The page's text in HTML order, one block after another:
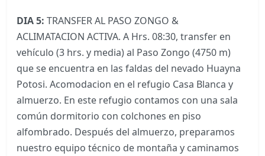
DIA 5: TRANSFER AL PASO ZONGO &
ACLIMATACION ACTIVA. A Hrs. 08:30, transfer en
vehículo (3 hrs. y media) al Paso Zongo (4750 m)
que se encuentra en las faldas del nevado Huayna
Potosi. Acomodacion en el refugio Casa Blanca y
almuerzo. En este refugio contamos con una sala
común dormitorio con colchones en piso
alfombrado. Después del almuerzo, preparamos
nuestro equipo técnico de montaña y caminamos